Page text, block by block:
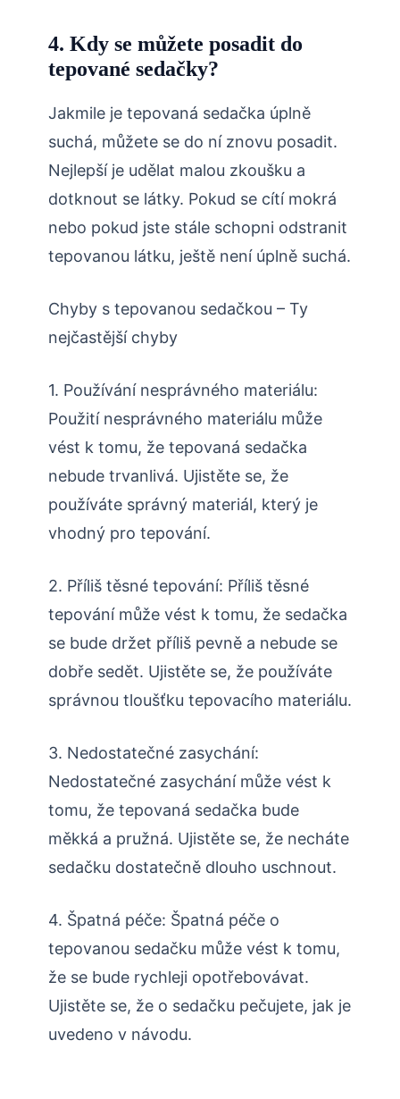
4. Kdy se můžete posadit do
tepované sedačky?
Jakmile je tepovaná sedačka úplně
suchá, můžete se do ní znovu posadit.
Nejlepší je udělat malou zkoušku a
dotknout se látky. Pokud se cítí mokrá
nebo pokud jste stále schopni odstranit
tepovanou látku, ještě není úplně suchá.
Chyby s tepovanou sedačkou – Ty
nejčastější chyby
1. Používání nesprávného materiálu:
Použití nesprávného materiálu může
vést k tomu, že tepovaná sedačka
nebude trvanlivá. Ujistěte se, že
používáte správný materiál, který je
vhodný pro tepování.
2. Příliš těsné tepování: Příliš těsné
tepování může vést k tomu, že sedačka
se bude držet příliš pevně a nebude se
dobře sedět. Ujistěte se, že používáte
správnou tloušťku tepovacího materiálu.
3. Nedostatečné zasychání:
Nedostatečné zasychání může vést k
tomu, že tepovaná sedačka bude
měkká a pružná. Ujistěte se, že necháte
sedačku dostatečně dlouho uschnout.
4. Špatná péče: Špatná péče o
tepovanou sedačku může vést k tomu,
že se bude rychleji opotřebovávat.
Ujistěte se, že o sedačku pečujete, jak je
uvedeno v návodu.